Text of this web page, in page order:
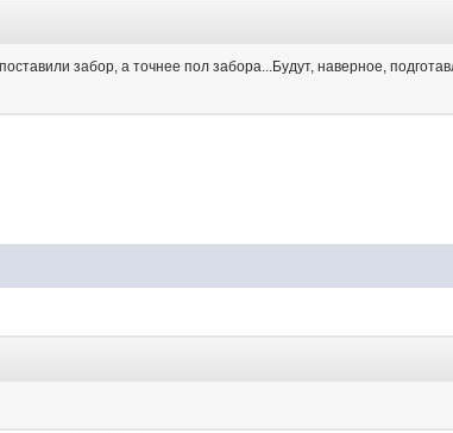
забор, а точнее пол забора...Будут, наверное,